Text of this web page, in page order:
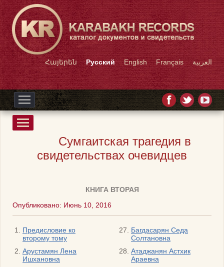
Հայերեն Русский English Français العربية
Сумгаитская трагедия в
свидетельствах очевидцев
КНИГА ВТОРАЯ
Опубликовано: Июнь 10, 2016
Предисловие ко
второму тому
Арустамян Лена
Ишхановна
Багдасарян Седа
Солтановна
Атаджанян Астхик
Араевна